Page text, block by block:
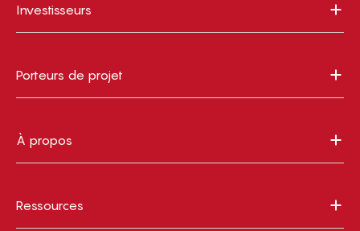
Investisseurs
Porteurs de projet
À propos
Ressources